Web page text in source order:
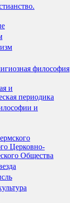
философия
и
периодика
и
Церковно-
Общества